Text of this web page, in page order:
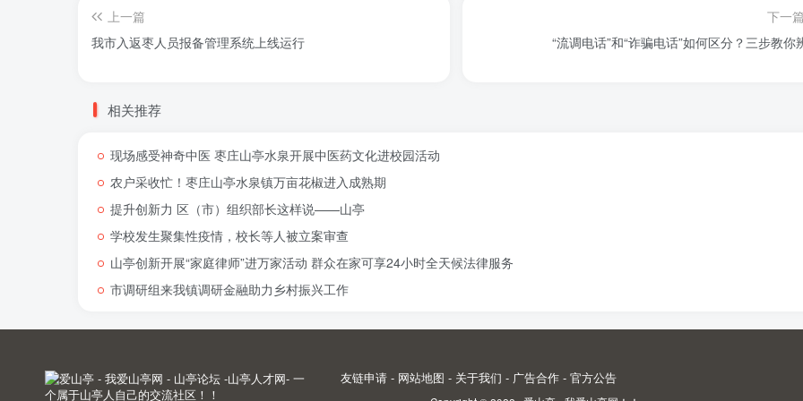
上一篇
我市入返枣人员报备管理系统上线运行
下一
“流调电话”和“诈骗电话”如何区分？三步教你
相关推荐
现场感受神奇中医 枣庄山亭水泉开展中医药文化进校园活动
农户采收忙！枣庄山亭水泉镇万亩花椒进入成熟期
提升创新力 区（市）组织部长这样说——山亭
学校发生聚集性疫情，校长等人被立案审查
山亭创新开展“家庭律师”进万家活动 群众在家可享24小时全天候法律服务
市调研组来我镇调研金融助力乡村振兴工作
友链申请 - 网站地图 - 关于我们 - 广告合作 - 官方公告